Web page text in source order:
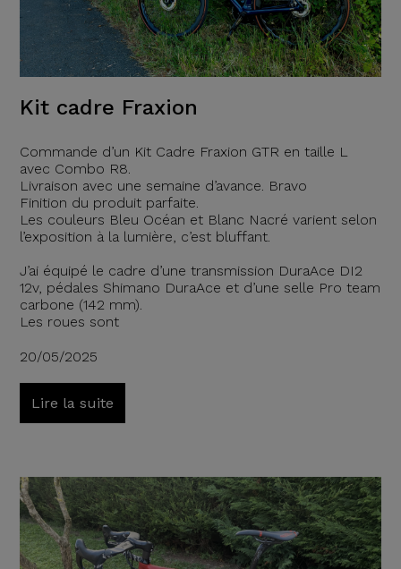
Kit cadre Fraxion
Commande d’un Kit Cadre Fraxion GTR en taille L
avec Combo R8.
Livraison avec une semaine d’avance. Bravo
Finition du produit parfaite.
Les couleurs Bleu Océan et Blanc Nacré varient selon
l’exposition à la lumière, c’est bluffant.
J’ai équipé le cadre d’une transmission DuraAce DI2
12v, pédales Shimano DuraAce et d’une selle Pro team
carbone (142 mm).
Les roues sont
20/05/2025
Lire la suite